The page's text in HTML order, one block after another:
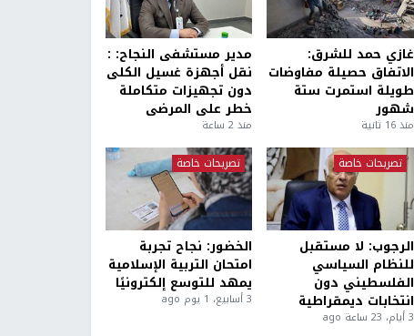
غازي حمد للشرق:
الاتفاق حصيلة مفاوضات
طويلة استمرت ستة
شهور
منذ 16 ثانية
مدير مستشفى النجاح: :
نقل أجهزة غسيل الكلى
دون تجهيزات متكاملة
خطر على المرضى
منذ 2 ساعة
تصريحات خاصة
الرجوب: لا مستقبل
للنظام السياسي
الفلسطيني دون
انتخابات ديمقراطية
3 أيام، 23 ساعة ago
تصريحات خاصة
الخضور: نجاح تجربة
امتحان التربية الإسلامية
يمهد للتوسع إلكترونيًا
3 أسابيع، 1 يوم ago